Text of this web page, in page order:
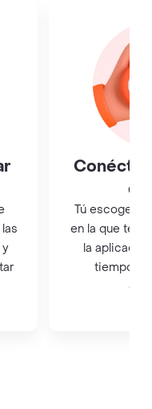
Tú escoges
en la que te
la
tiempo